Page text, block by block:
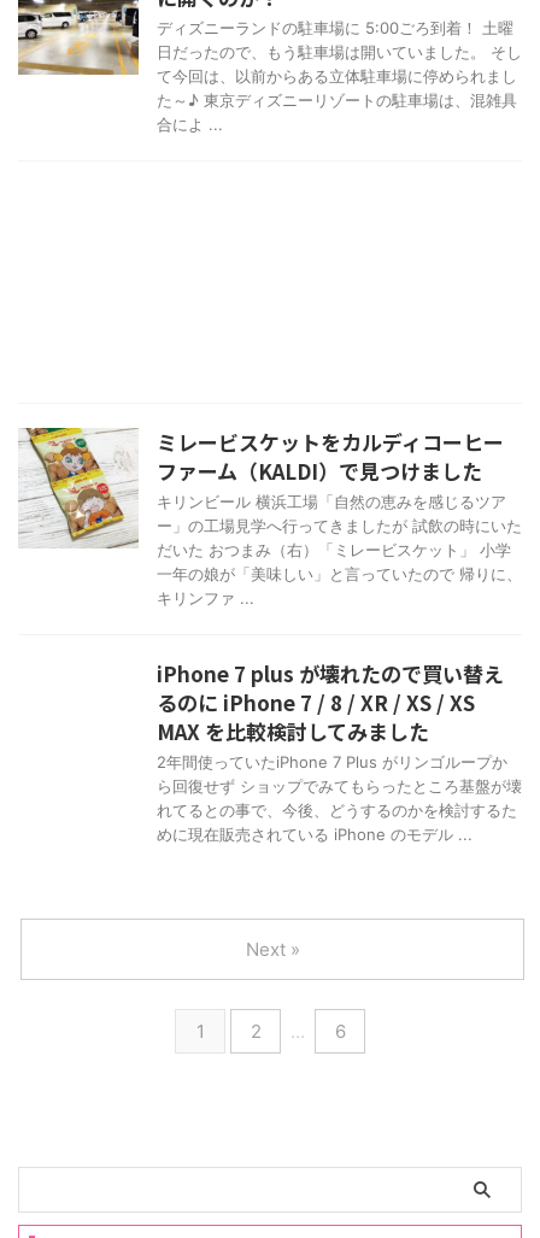
ディズニーランドの駐車場に 5:00ごろ到着！ 土曜
日だったので、もう駐車場は開いていました。 そし
て今回は、以前からある立体駐車場に停められまし
た～♪ 東京ディズニーリゾートの駐車場は、混雑具
合によ ...
ミレービスケットをカルディコーヒー
ファーム（KALDI）で見つけました
キリンビール 横浜工場「自然の恵みを感じるツア
ー」の工場見学へ行ってきましたが 試飲の時にいた
だいた おつまみ（右）「ミレービスケット」 小学
一年の娘が「美味しい」と言っていたので 帰りに、
キリンファ ...
iPhone 7 plus が壊れたので買い替え
るのに iPhone 7 / 8 / XR / XS / XS
MAX を比較検討してみました
2年間使っていたiPhone 7 Plus がリンゴループか
ら回復せず ショップでみてもらったところ基盤が壊
れてるとの事で、今後、どうするのかを検討するた
めに現在販売されている iPhone のモデル ...
1 2 … 6
Next »